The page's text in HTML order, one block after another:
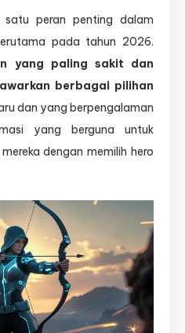
satu peran penting dalam
pada tahun 2026.
yang paling sakit dan
berbagai pilihan
dan yang berpengalaman
yang berguna untuk
dengan memilih hero